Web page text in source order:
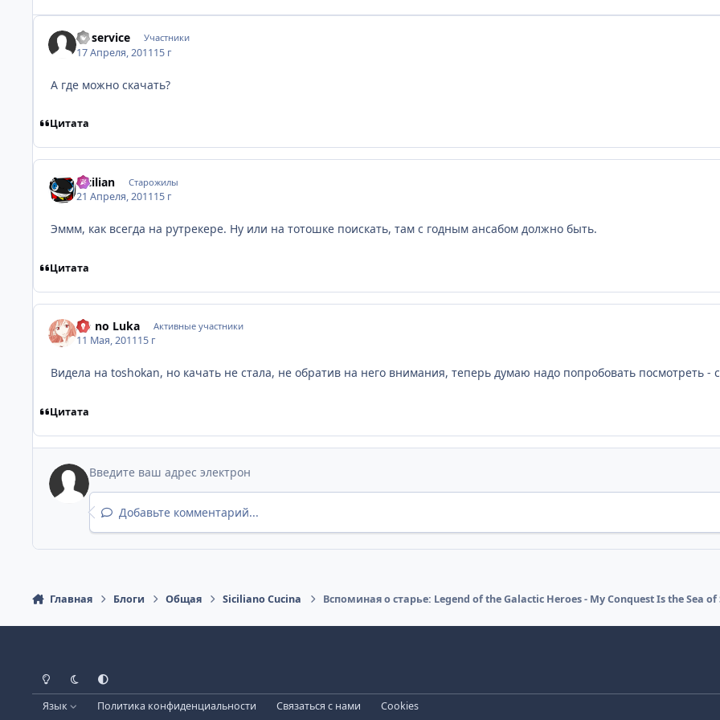
vt-service Участники
17 Апреля, 201115 г
А где можно скачать?
Цитата
Sicilian Старожилы
21 Апреля, 201115 г
Эммм, как всегда на рутрекере. Ну или на тотошке поискать, там с годным ансабом должно быть.
Цитата
Ao no Luka Активные участники
11 Мая, 201115 г
Видела на toshokan, но качать не стала, не обратив на него внимания, теперь думаю надо попробовать посмотреть -
Цитата
Добавьте комментарий...
Главная Блоги Общая Siciliano Cucina Вспоминая о старье: Legend of the Galactic Heroes - My Conquest Is the Sea of
Светлый режим
Темный режим
Как в системе
Язык Политика конфиденциальности Связаться с нами Cookies